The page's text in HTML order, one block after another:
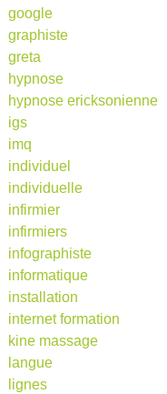
google
graphiste
greta
hypnose
hypnose ericksonienne
igs
imq
individuel
individuelle
infirmier
infirmiers
infographiste
informatique
installation
internet formation
kine massage
langue
lignes